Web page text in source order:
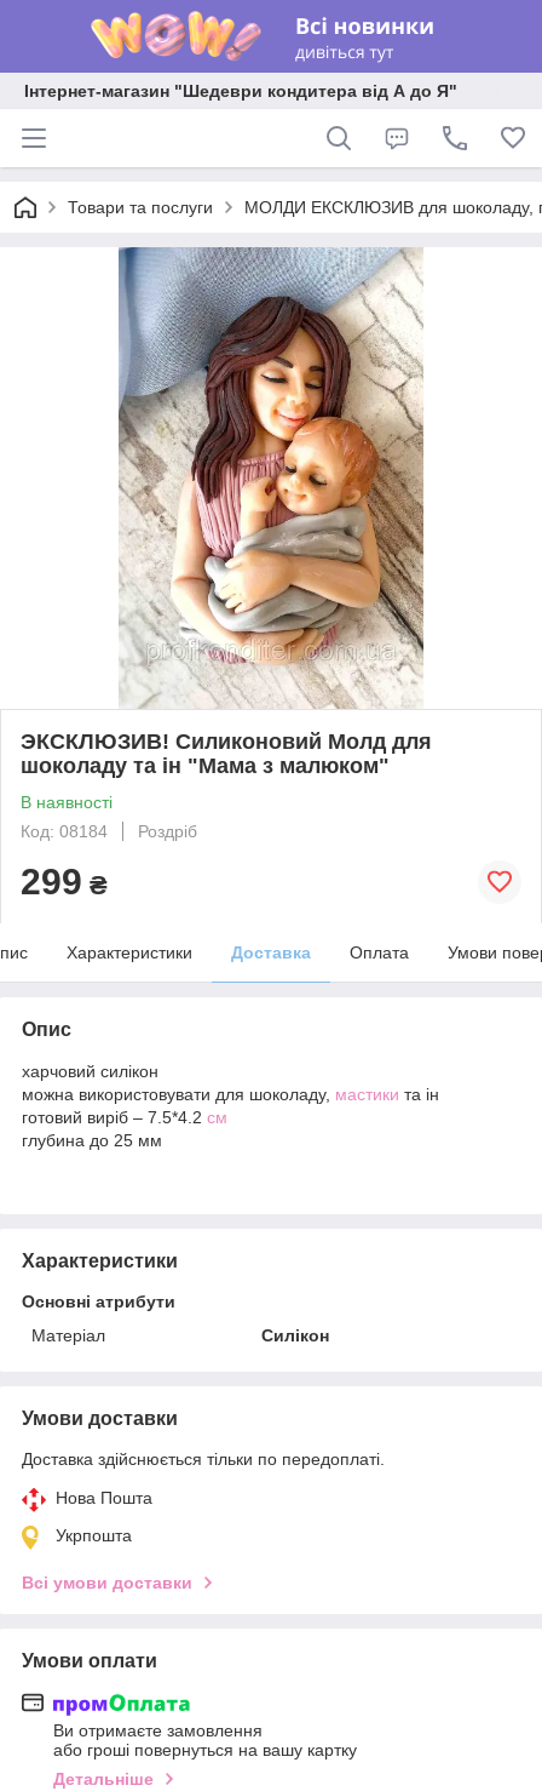
Інтернет-магазин "Шедеври кондитера від А до Я"
Товари та послуги МОЛДИ ЕКСКЛЮЗИВ для шоколаду,
ЭКСКЛЮЗИВ! Силиконовий Молд для
шоколаду та ін "Мама з малюком"
В наявності
Код: 08184
Роздріб
299 ₴
Характеристики Доставка Оплата Умови
Опис
харчовий силікон
можна використовувати для шоколаду, мастики та ін
готовий виріб – 7.5*4.2 см
глубина до 25 мм
Характеристики
Основні атрибути
Матеріал
Силікон
Умови доставки
Доставка здійснюється тільки по передоплаті.
Нова Пошта
Укрпошта
Всі умови доставки
Умови оплати
Ви отримаєте замовлення
або гроші повернуться на вашу картку
Детальніше